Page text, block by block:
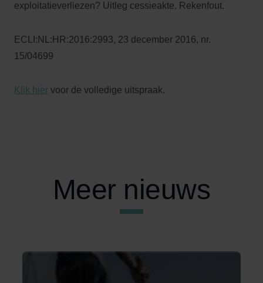
exploitatieverliezen? Uitleg cessieakte. Rekenfout.
ECLI:NL:HR:2016:2993, 23 december 2016, nr.
15/04699
Klik hier voor de volledige uitspraak.
Meer nieuws